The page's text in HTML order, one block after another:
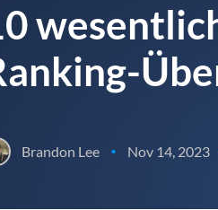
Brandon Lee • Nov 14, 2023